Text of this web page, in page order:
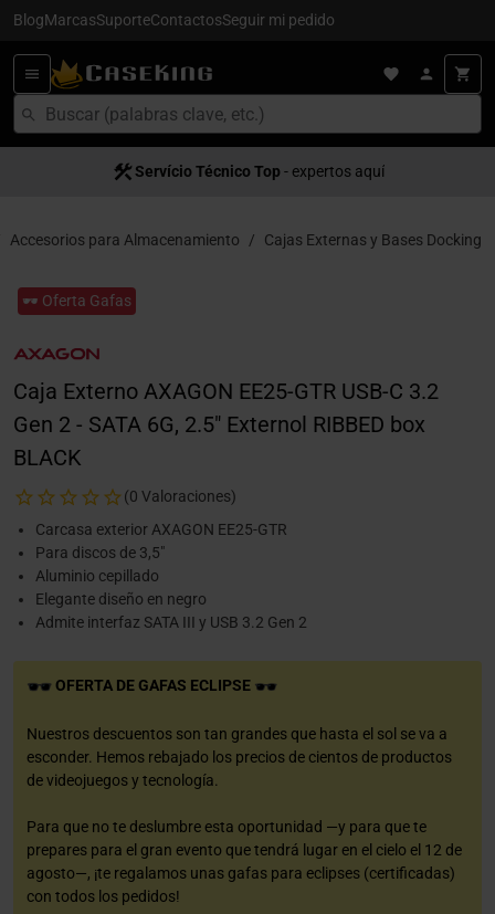
BlogMarcasSuporteContactosSeguir mi pedido
Servício Técnico Top - expertos aquí
Accesorios para Almacenamiento Cajas Externas y Bases Docking
🕶️ Oferta Gafas
Caja Externo AXAGON EE25-GTR USB-C 3.2
Gen 2 - SATA 6G, 2.5" Externol RIBBED box
BLACK
(0 Valoraciones)
Carcasa exterior AXAGON EE25-GTR
Para discos de 3,5"
Aluminio cepillado
Elegante diseño en negro
Admite interfaz SATA III y USB 3.2 Gen 2
OFERTA DE GAFAS ECLIPSE
Nuestros descuentos son tan grandes que hasta el sol se va a
esconder. Hemos rebajado los precios de cientos de productos
de videojuegos y tecnología.
Para que no te deslumbre esta oportunidad —y para que te
prepares para el gran evento que tendrá lugar en el cielo el 12 de
agosto—, ¡te regalamos unas gafas para eclipses (certificadas)
con todos los pedidos!